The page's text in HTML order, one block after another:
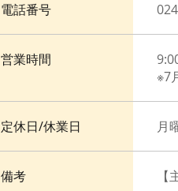
電話番号
営業時間
※7
定休日/休業日 月
備考